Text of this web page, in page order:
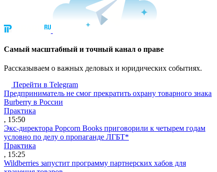
Cамый масштабный и точный канал о праве
Рассказываем о важных деловых и юридических событиях.
Перейти в Telegram
Предприниматель не смог прекратить охрану товарного знака
Burberry в России
Практика
, 15:50
Экс-директора Popcorn Books приговорили к четырем годам
условно по делу о пропаганде ЛГБТ*
Практика
, 15:25
Wildberries запустит программу партнерских хабов для